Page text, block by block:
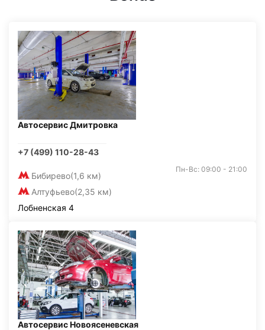
Автосервис Дмитровка
+7 (499) 110-28-43
Бибирево(1,6 км)
Алтуфьево(2,35 км)
Пн-Вс: 09:00 - 21:00
Лобненская 4
Автосервис Новоясеневская